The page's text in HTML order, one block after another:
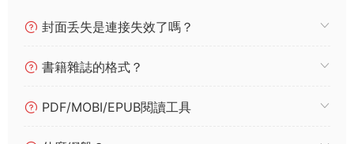
封面丢失是連接失效了嗎？
書籍雜誌的格式？
PDF/MOBI/EPUB閱讀工具